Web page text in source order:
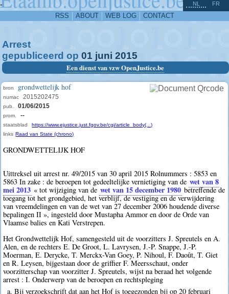
-
RSS ABOUT WEB LOG CONTACT
NL FR
Arrest
gepubliceerd op 01 juni 2015
Een dienst van vzw OpenJustice.be
bron grondwettelijk hof
numac 2015202475
pub. 01/06/2015
prom. --
staatsblad
https://www.ejustice.just.fgov.be/cgi/article_body(...)
links Raad van State (chrono)
GRONDWETTELIJK HOF
Uittreksel uit arrest nr. 49/2015 van 30 april 2015 Rolnummers : 5853 en
5863 In zake : de beroepen tot gedeeltelijke vernietiging van de wet van 8
mei 2013 « tot wijziging van de wet van 15 december 1980 betreffende de
toegang tot het grondgebied, het verblijf, de vestiging en de verwijdering
van vreemdelingen en van de wet van 27 december 2006 houdende diverse
bepalingen II », ingesteld door Mustapha Ammor en door de Orde van
Vlaamse balies en Kati Verstrepen.
Het Grondwettelijk Hof, samengesteld uit de voorzitters J. Spreutels en A.
Alen, en de rechters E. De Groot, L. Lavrysen, J.-P. Snappe, J.-P.
Moerman, E. Derycke, T. Merckx-Van Goey, P. Nihoul, F. Daoût, T. Giet
en R. Leysen, bijgestaan door de griffier F. Meersschaut, onder
voorzitterschap van voorzitter J. Spreutels, wijst na beraad het volgende
arrest : I. Onderwerp van de beroepen en rechtspleging
a. Bij verzoekschrift dat aan het Hof is toegezonden bij op 20 februari
^